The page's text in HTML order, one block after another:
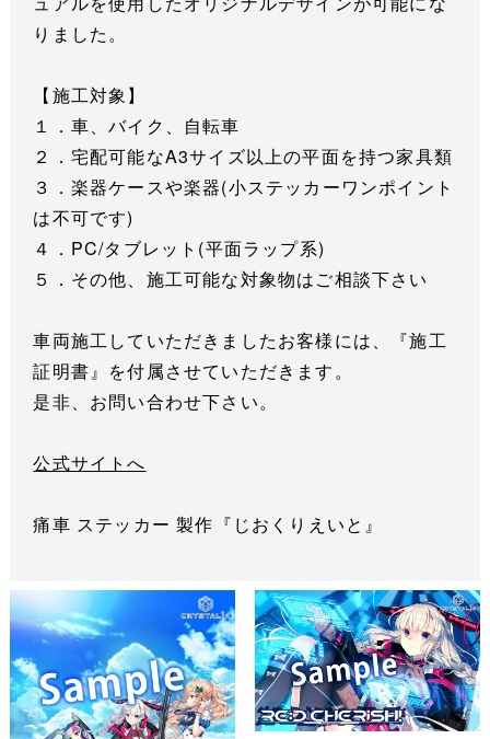
りました。
【施工対象】
１．車、バイク、自転車
２．宅配可能なA3サイズ以上の平面を持つ家具類
３．楽器ケースや楽器(小ステッカーワンポイント
は不可です)
４．PC/タブレット(平面ラップ系)
５．その他、施工可能な対象物はご相談下さい
車両施工していただきましたお客様には、『施工
証明書』を付属させていただきます。
是非、お問い合わせ下さい。
公式サイトへ
痛車 ステッカー 製作『じおくりえいと』